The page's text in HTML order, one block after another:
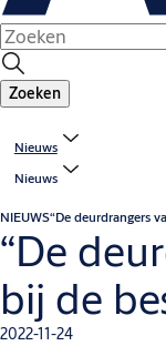
Zoeken
Nieuws
Nieuws
NIEUWS“De deurdrangers
“De
bij de
2022-11-24